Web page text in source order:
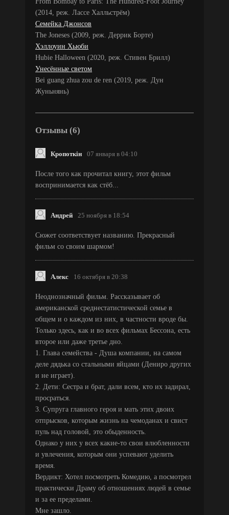
(2014, реж. Лассе Халльстрём)
Семейка Джонсов
The Joneses (2009, реж. Деррик Борте)
Хэллоуин Хьюби
Hubie Halloween (2020, реж. Стивен Брилл)
Унесённые светом
Bei guang zhua zou de ren (2019, реж. Дун
Жуньнянь)
Отзывы (6)
Кропоткін 07 января в 04:10
После того как прочитал книгу, этот фильм
воспринимается как стёб...
Андрей 25 ноября в 18:54
Сюжет соответствует названию. Прекрасный
фильм со своим шармом!
Алекс 16 октября в 20:38
Неоднозначный фильм. Рассказывает об
американской среднестатистической семье в
общем и о каждом из них, в частности вроде бы.
Только здесь, как и во всех фильмах Бессона, есть
второе или даже третье дно.
1. Глава семейства - Душа компании, на самом
деле дядька со стальными яйцами (Дениро других
и не играет).
2. Дети: Сестра и брат, дали всем, кто их задирал,
просраться.
3. Супруга главного героя и мать этих двоих
отпрысков, которым жизнь на чемоданах и свист
пуль над головой, это обыденность.
Однако у них у всех какие-то свои влюбленности
и увлечения, которым они успевают уделить
время.
Вердикт: Хотел посмотреть Комедию, а посмотрел
практически Драму об отношениях людей в семье
и за ее пределами.
Мне зашло.